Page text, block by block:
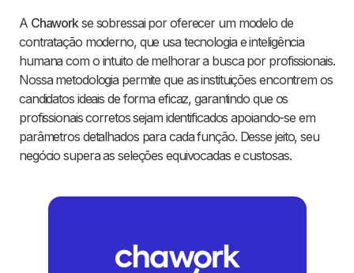
A Chaworkse sobressai por oferecer um modelo de
contratação moderno, que usa tecnologia e inteligência
humana com o intuito de melhorar a busca por profissionais.
Nossa metodologia permite que as instituições encontrem os
candidatos ideais de forma eficaz, garantindo que os
profissionais corretos sejam identificados apoiando-se em
parâmetros detalhados para cada função. Desse jeito, seu
negócio supera as seleções equivocadas e custosas.